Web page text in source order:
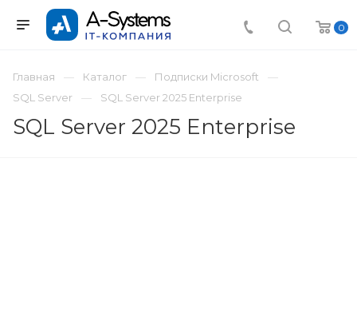
0
Главная Каталог
Подписки Microsoft
SQL Server
SQL Server 2025 Enterprise
SQL Server 2025 Enterprise